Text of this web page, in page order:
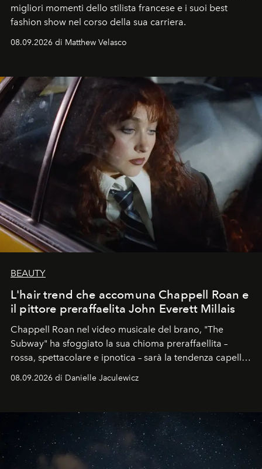
migliori momenti dello stilista francese e i suoi best
fashion show nel corso della sua carriera.
08.09.2026 di Matthew Velasco
BEAUTY
L'hair trend che accomuna Chappell Roan e
il pittore preraffaelita John Everett Millais
Chappell Roan nel video musicale del brano, "The
Subway" ha sfoggiato la sua chioma preraffaellita –
rossa, spettacolare e ipnotica – sarà la tendenza capelli
08.09.2026 di Danielle Jaculewicz